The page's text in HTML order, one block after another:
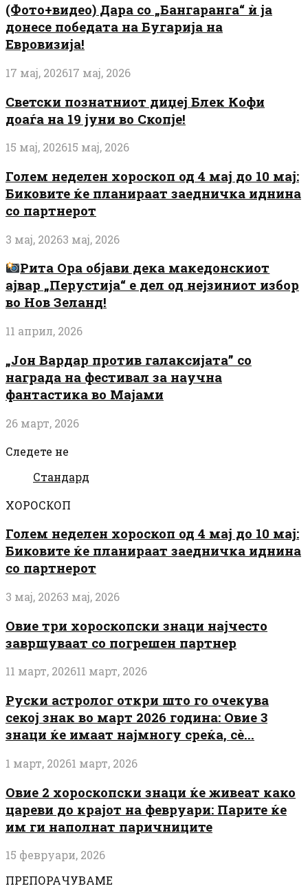
(Фото+видео) Дара со „Бангаранга“ ѝ ја
донесе победата на Бугарија на
Евровизија!
17 мај, 202617 мај, 2026
Светски познатниот диџеј Блек Кофи
доаѓа на 19 јуни во Скопје!
15 мај, 202615 мај, 2026
Голем неделен хороскоп од 4 мај до 10 мај:
Биковите ќе планираат заедничка иднина
со партнерот
3 мај, 20263 мај, 2026
Рита Ора објави дека македонскиот
ајвар „Перустија“ е дел од нејзиниот избор
во Нов Зеланд!
11 април, 2026
„Јон Вардар против галаксијата” со
награда на фестивал за научна
фантастика во Мајами
26 март, 2026
Следете не
Стандард
ХОРОСКОП
Голем неделен хороскоп од 4 мај до 10 мај:
Биковите ќе планираат заедничка иднина
со партнерот
3 мај, 20263 мај, 2026
Овие три хороскопски знаци најчесто
завршуваат со погрешен партнер
11 март, 202611 март, 2026
Руски астролог откри што го очекува
секој знак во март 2026 година: Овие 3
знаци ќе имаат најмногу среќа, сè...
1 март, 20261 март, 2026
Овие 2 хороскопски знаци ќе живеат како
цареви до крајот на февруари: Парите ќе
им ги наполнат паричниците
15 февруари, 2026
ПРЕПОРАЧУВАМЕ